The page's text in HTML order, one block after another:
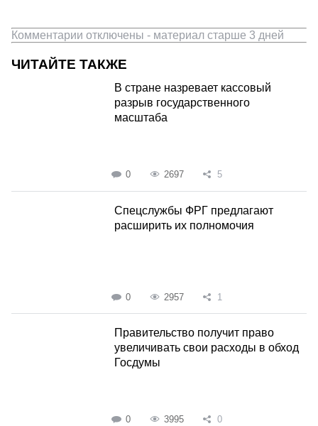
Комментарии отключены - материал старше 3 дней
ЧИТАЙТЕ ТАКЖЕ
В стране назревает кассовый
разрыв государственного
масштаба
0 2697 5
Спецслужбы ФРГ предлагают
расширить их полномочия
0 2957 1
Правительство получит право
увеличивать свои расходы в обход
Госдумы
0 3995 0